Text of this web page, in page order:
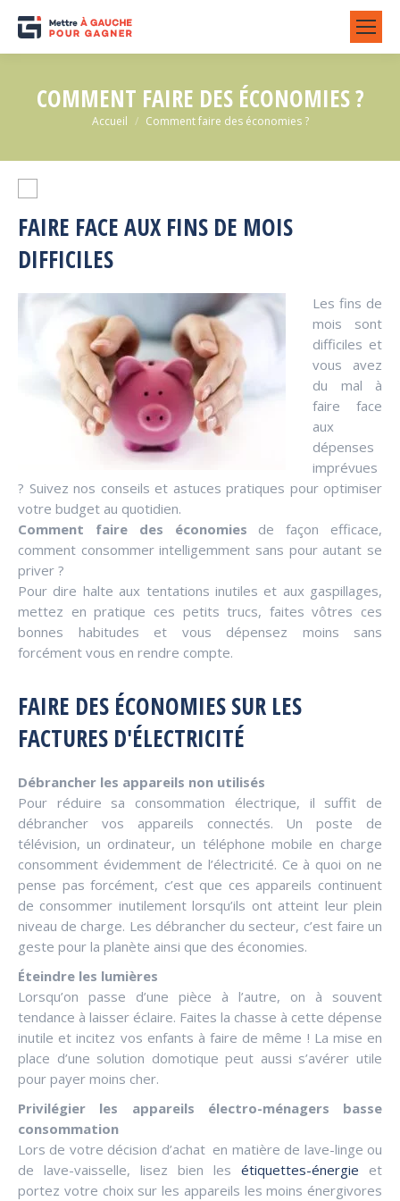
COMMENT FAIRE DES ÉCONOMIES ?
Vous êtes ici :
Accueil Comment faire des économies ?
FAIRE FACE AUX FINS DE MOIS
DIFFICILES
Les fins de
mois sont
difficiles et
vous avez
du mal à
faire face
aux
dépenses
imprévues
? Suivez nos conseils et astuces pratiques pour optimiser
votre budget au quotidien.
Comment faire des économies de façon efficace,
comment consommer intelligemment sans pour autant se
priver ?
Pour dire halte aux tentations inutiles et aux gaspillages,
mettez en pratique ces petits trucs, faites vôtres ces
bonnes habitudes et vous dépensez moins sans
forcément vous en rendre compte.
FAIRE DES ÉCONOMIES SUR LES
FACTURES D'ÉLECTRICITÉ
Débrancher les appareils non utilisés
Pour réduire sa consommation électrique, il suffit de
débrancher vos appareils connectés. Un poste de
télévision, un ordinateur, un téléphone mobile en charge
consomment évidemment de l’électricité. Ce à quoi on ne
pense pas forcément, c’est que ces appareils continuent
de consommer inutilement lorsqu’ils ont atteint leur plein
niveau de charge. Les débrancher du secteur, c’est faire un
geste pour la planète ainsi que des économies.
Éteindre les lumières
Lorsqu’on passe d’une pièce à l’autre, on à souvent
tendance à laisser éclaire. Faites la chasse à cette dépense
inutile et incitez vos enfants à faire de même ! La mise en
place d’une solution domotique peut aussi s’avérer utile
pour payer moins cher.
Privilégier les appareils électro-ménagers basse
consommation
Lors de votre décision d’achat en matière de lave-linge ou
de lave-vaisselle, lisez bien les étiquettes-énergie et
portez votre choix sur les appareils les moins énergivores